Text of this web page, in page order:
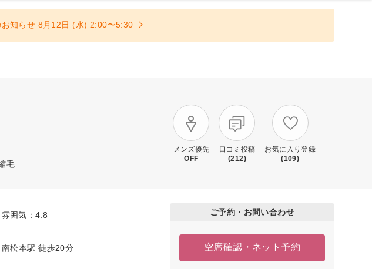
知らせ 8月12日 (水) 2:00〜5:30
毛
メンズ優先
OFF
口コミ投稿
(212)
お気に入り登録
(109)
雰囲気：4.8
松本駅 徒歩20分
ご予約・お問い合わせ
空席確認・ネット予約